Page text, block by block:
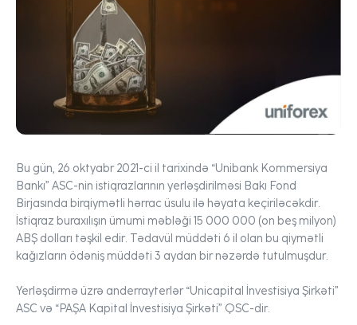
Bu gün, 26 oktyabr 2021-ci il tarixində “Unibank Kommersiya
Bankı” ASC-nin istiqrazlarının yerləşdirilməsi Bakı Fond
Birjasında birqiymətli hərrac üsulu ilə həyata keçiriləcəkdir.
İstiqraz buraxılışın ümumi məbləği 15 000 000 (on beş milyon)
ABŞ dolları təşkil edir. Tədavül müddəti 6 il olan bu qiymətli
kağızların ödəniş müddəti 3 aydan bir nəzərdə tutulmuşdur.
Yerləşdirmə üzrə anderrayterlər “Unicapital İnvestisiya Şirkəti”
ASC və “PAŞA Kapital İnvestisiya Şirkəti” QSC-dir.